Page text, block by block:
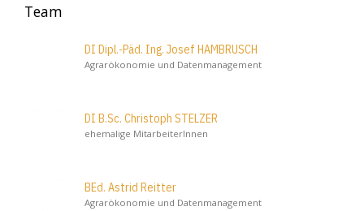
Team
DI Dipl.-Päd. Ing. Josef HAMBRUSCH
Agrarökonomie und Datenmanagement
DI B.Sc. Christoph STELZER
ehemalige MitarbeiterInnen
BEd. Astrid Reitter
Agrarökonomie und Datenmanagement